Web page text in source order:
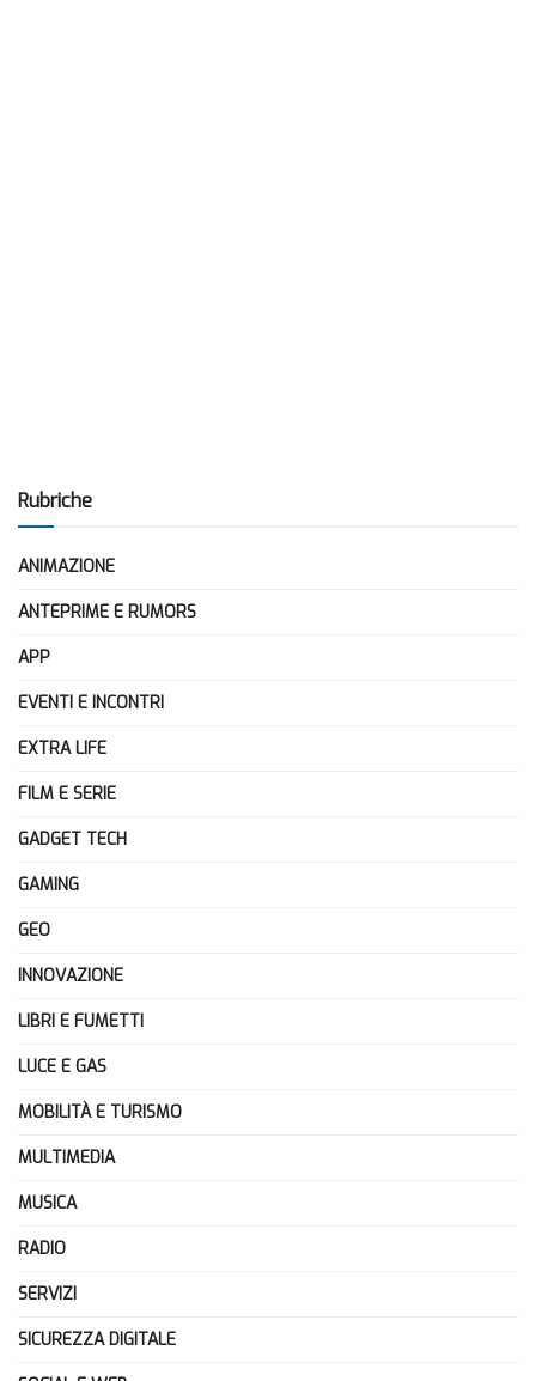
Rubriche
ANIMAZIONE
ANTEPRIME E RUMORS
APP
EVENTI E INCONTRI
EXTRA LIFE
FILM E SERIE
GADGET TECH
GAMING
GEO
INNOVAZIONE
LIBRI E FUMETTI
LUCE E GAS
MOBILITÀ E TURISMO
MULTIMEDIA
MUSICA
RADIO
SERVIZI
SICUREZZA DIGITALE